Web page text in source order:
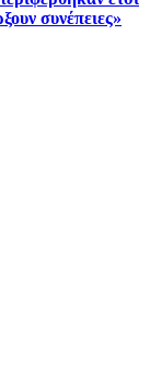
συνέπειες»